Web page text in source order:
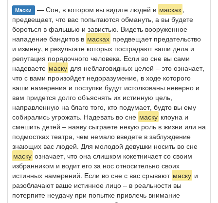
Маски — Сон, в котором вы видите людей в масках,
предвещает, что вас попытаются обмануть, а вы будете
бороться в фальшью и завистью. Видеть вооруженное
нападение бандитов в масках предвещает предательство
и измену, в результате которых пострадают ваши дела и
репутация порядочного человека. Если во сне вы сами
надеваете маску для неблаговидных целей – это означает,
что с вами произойдет недоразумение, в ходе которого
ваши намерения и поступки будут истолкованы неверно и
вам придется долго объяснять их истинную цель,
направленную на благо того, кто подумает, будто вы ему
собирались угрожать. Надевать во сне маску клоуна и
смешить детей – наяву сыграете некую роль в жизни или на
подмостках театра, чем немало введете в заблуждение
знающих вас людей. Для молодой девушки носить во сне
маску означает, что она слишком кокетничает со своим
избранником и водит его за нос относительно своих
истинных намерений. Если во сне с вас срывают маску и
разоблачают ваше истинное лицо – в реальности вы
потерпите неудачу при попытке привлечь внимание